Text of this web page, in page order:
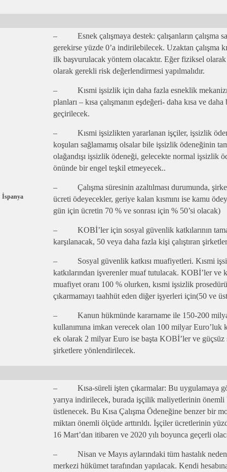
İspanya
– Esnek çalışmaya destek: çalışanların çalışma
gerekirse yüzde 0’a indirilebilecek. Uzaktan çalışma
ilk başvurulacak yöntem olacaktır. Eğer fiziksel
olarak gerekli risk değerlendirmesi yapılmalıdır.
– Kısmi işsizlik için daha fazla esneklik
planları – kısa çalışmanın eşdeğeri- daha kısa ve
geçirilecek.
– Kısmi işsizlikten yararlanan işçiler, işsizlik
koşuları sağlamamış olsalar bile işsizlik ödeneğinin
olağandışı işsizlik ödeneği, gelecekte normal işsizlik
önünde bir engel teşkil etmeyecek..
– Çalışma süresinin azaltılması durumunda,
ücreti ödeyecekler, geriye kalan kısmını ise kamu
gün için ücretin 70 % ve sonrası için % 50’si olacak)
– KOBİ’ler için sosyal güvenlik katkılarının
karşılanacak, 50 veya daha fazla kişi çalıştıran
– Sosyal güvenlik katkısı muafiyetleri. Kısmi
katkılarından işverenler muaf tutulacak. KOBİ’ler ve
muafiyet oranı 100 % olurken, kısmi işsizlik
çıkarmamayı taahhüt eden diğer işyerleri için(50 ve
– Kanun hükmünde kararname ile 150-200
kullanımına imkan verecek olan 100 milyar
ek olarak 2 milyar Euro ise başta KOBİ’ler ve güçsüz
şirketlere yönlendirilecek.
– Kısa-süreli işten çıkarmalar: Bu uygulamaya
yarıya indirilecek, burada işçilik maliyetlerinin önemli
üstlenecek. Bu Kısa Çalışma Ödeneğine benzer bir
miktarı önemli ölçüde arttırıldı. İşçiler ücretlerinin
16 Mart’dan itibaren ve 2020 yılı boyunca geçerli
– Nisan ve Mayıs aylarındaki tüm hastalık
merkezi hükümet tarafından yapılacak. Kendi